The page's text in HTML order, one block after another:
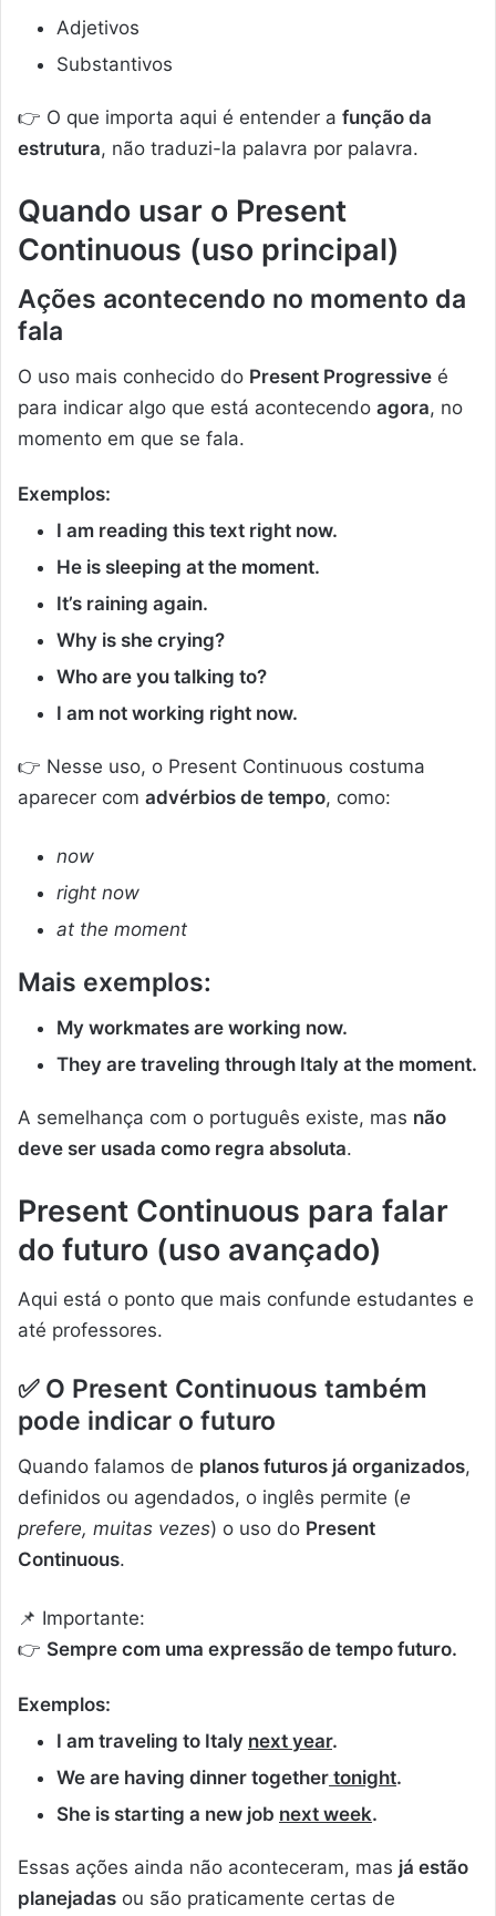
Adjetivos
Substantivos
👉 O que importa aqui é entender a função da
estrutura, não traduzi-la palavra por palavra.
Quando usar o Present
Continuous (uso principal)
Ações acontecendo no momento da
fala
O uso mais conhecido do Present Progressive é
para indicar algo que está acontecendo agora, no
momento em que se fala.
Exemplos:
I am reading this text right now.
He is sleeping at the moment.
It’s raining again.
Why is she crying?
Who are you talking to?
I am not working right now.
👉 Nesse uso, o Present Continuous costuma
aparecer com advérbios de tempo, como:
now
right now
at the moment
Mais exemplos:
My workmates are working now.
They are traveling through Italy at the moment.
A semelhança com o português existe, mas não
deve ser usada como regra absoluta.
Present Continuous para falar
do futuro (uso avançado)
Aqui está o ponto que mais confunde estudantes e
até professores.
✅ O Present Continuous também
pode indicar o futuro
Quando falamos de planos futuros já organizados,
definidos ou agendados, o inglês permite (e
prefere, muitas vezes) o uso do Present
Continuous.
📌 Importante:
👉 Sempre com uma expressão de tempo futuro.
Exemplos:
I am traveling to Italy next year.
We are having dinner together tonight.
She is starting a new job next week.
Essas ações ainda não aconteceram, mas já estão
planejadas ou são praticamente certas de